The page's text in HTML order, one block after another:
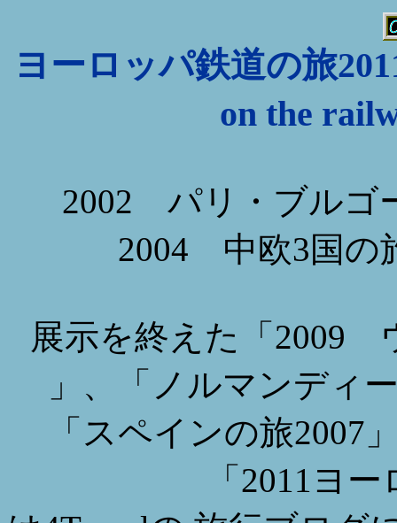
ヨーロッパ鉄道の旅
on the
2002 パリ・ブルゴ
2004 中欧3国の
展示を終えた「2009
」、「ノルマンディ
「スペインの旅2007
「2011ヨ